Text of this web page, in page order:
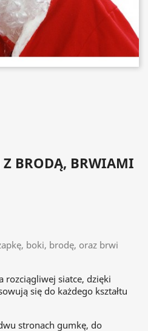
Z BRODĄ, BRWIAMI
boki, brodę, oraz brwi
rozciągliwej siatce, dzięki
się do każdego kształtu
stronach gumkę, do